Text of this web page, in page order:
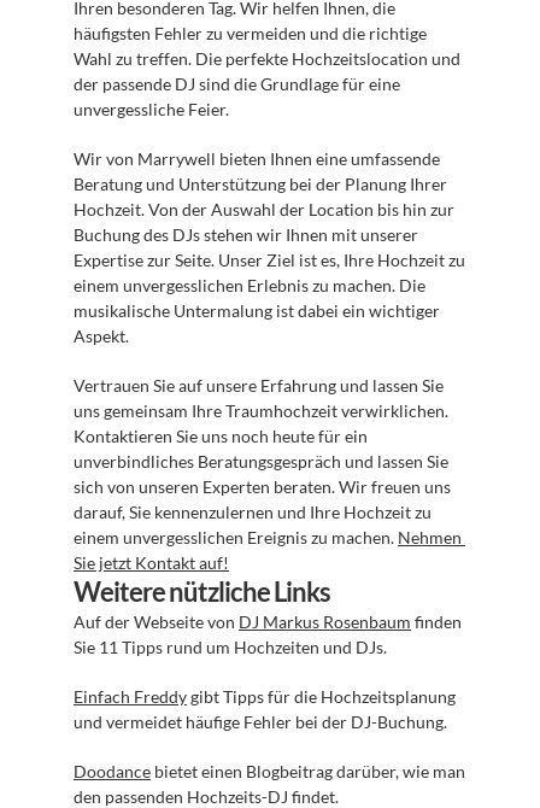
Ihren besonderen Tag. Wir helfen Ihnen, die
häufigsten Fehler zu vermeiden und die richtige
Wahl zu treffen. Die perfekte Hochzeitslocation und
der passende DJ sind die Grundlage für eine
unvergessliche Feier.
Wir von Marrywell bieten Ihnen eine umfassende
Beratung und Unterstützung bei der Planung Ihrer
Hochzeit. Von der Auswahl der Location bis hin zur
Buchung des DJs stehen wir Ihnen mit unserer
Expertise zur Seite. Unser Ziel ist es, Ihre Hochzeit zu
einem unvergesslichen Erlebnis zu machen. Die
musikalische Untermalung ist dabei ein wichtiger
Aspekt.
Vertrauen Sie auf unsere Erfahrung und lassen Sie
uns gemeinsam Ihre Traumhochzeit verwirklichen.
Kontaktieren Sie uns noch heute für ein
unverbindliches Beratungsgespräch und lassen Sie
sich von unseren Experten beraten. Wir freuen uns
darauf, Sie kennenzulernen und Ihre Hochzeit zu
einem unvergesslichen Ereignis zu machen. Nehmen
Sie jetzt Kontakt auf!
Weitere nützliche Links
Auf der Webseite von DJ Markus Rosenbaum finden
Sie 11 Tipps rund um Hochzeiten und DJs.
Einfach Freddy gibt Tipps für die Hochzeitsplanung
und vermeidet häufige Fehler bei der DJ-Buchung.
Doodance bietet einen Blogbeitrag darüber, wie man
den passenden Hochzeits-DJ findet.